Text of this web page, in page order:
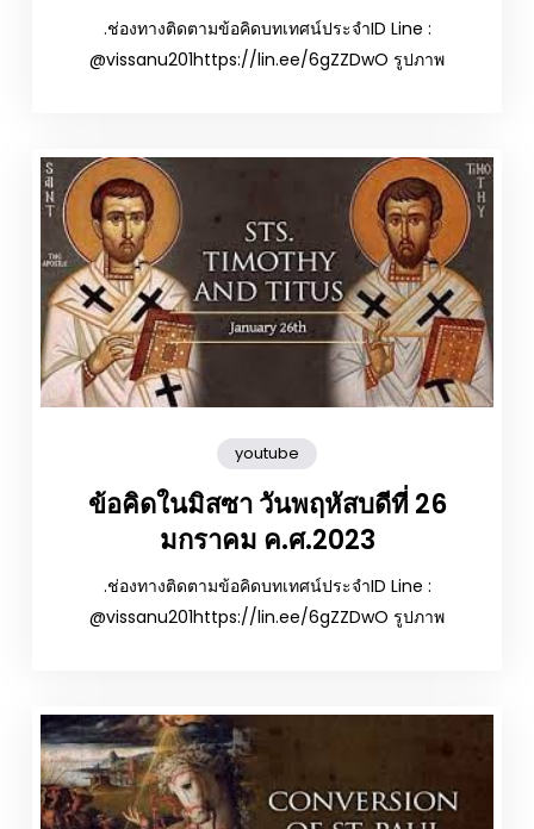
.ช่องทางติดตามข้อคิดบทเทศน์ประจำID Line :
@vissanu201https://lin.ee/6gZZDwO รูปภาพ
youtube
ข้อคิดในมิสซา วันพฤหัสบดีที่ 26
มกราคม ค.ศ.2023
.ช่องทางติดตามข้อคิดบทเทศน์ประจำID Line :
@vissanu201https://lin.ee/6gZZDwO รูปภาพ